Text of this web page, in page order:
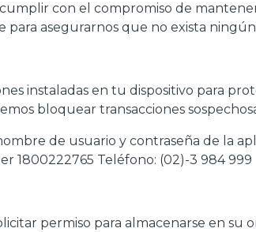
con el compromiso de
para asegurarnos que no exista
instaladas en tu dispositivo para
bloquear transacciones
de usuario y contraseña de la
1800222765 Teléfono: (02)-3 984 999
permiso para almacenarse en su